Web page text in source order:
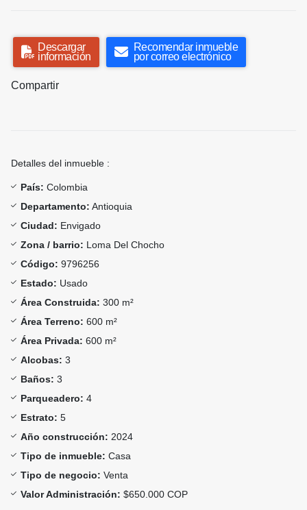
Descargar
información
Recomendar inmueble
por correo electrónico
Compartir
Detalles del inmueble :
País: Colombia
Departamento: Antioquia
Ciudad: Envigado
Zona / barrio: Loma Del Chocho
Código: 9796256
Estado: Usado
Área Construida: 300 m²
Área Terreno: 600 m²
Área Privada: 600 m²
Alcobas: 3
Baños: 3
Parqueadero: 4
Estrato: 5
Año construcción: 2024
Tipo de inmueble: Casa
Tipo de negocio: Venta
Valor Administración: $650.000 COP